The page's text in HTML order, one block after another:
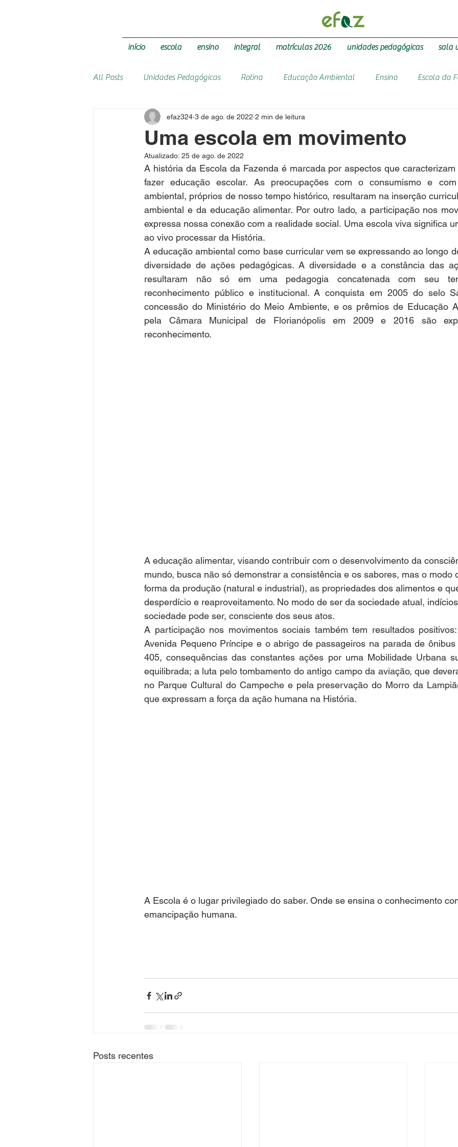
início escola ensino integral matrículas 2026 unidades pedagógicas sala
All Posts Unidades Pedagógicas Rotina Educação Ambiental Ensino Escola da
Uma escola em movimento
efaz324 3 de ago. de 2022 2 min de leitura
Atualizado: 25 de ago. de 2022
A história da Escola da Fazenda é marcada por aspectos que
fazer educação escolar. As preocupações com o consumismo e
ambiental, próprios de nosso tempo histórico, resultaram na inserção
ambiental e da educação alimentar. Por outro lado, a participação nos
expressa nossa conexão com a realidade social. Uma escola viva significa
ao vivo processar da História.
A educação ambiental como base curricular vem se expressando ao longo
diversidade de ações pedagógicas. A diversidade e a constância das
resultaram não só em uma pedagogia concatenada com seu
reconhecimento público e institucional. A conquista em 2005 do selo
concessão do Ministério do Meio Ambiente, e os prêmios de Educação
pela Câmara Municipal de Florianópolis em 2009 e 2016 são
reconhecimento.
A educação alimentar, visando contribuir com o desenvolvimento da
mundo, busca não só demonstrar a consistência e os sabores, mas o modo
forma da produção (natural e industrial), as propriedades dos alimentos e
desperdício e reaproveitamento. No modo de ser da sociedade atual,
sociedade pode ser, consciente dos seus atos.
A participação nos movimentos sociais também tem resultados
Avenida Pequeno Príncipe e o abrigo de passageiros na parada de
405, consequências das constantes ações por uma Mobilidade Urbana
equilibrada; a luta pelo tombamento do antigo campo da aviação, que
no Parque Cultural do Campeche e pela preservação do Morro da
que expressam a força da ação humana na História.
A Escola é o lugar privilegiado do saber. Onde se ensina o conhecimento
emancipação humana.
Posts recentes